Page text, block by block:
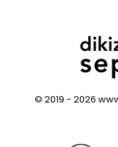
© 2019 - 2026